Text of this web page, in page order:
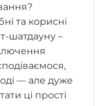
та корисні
шатдауну –
— але дуже
ці прості